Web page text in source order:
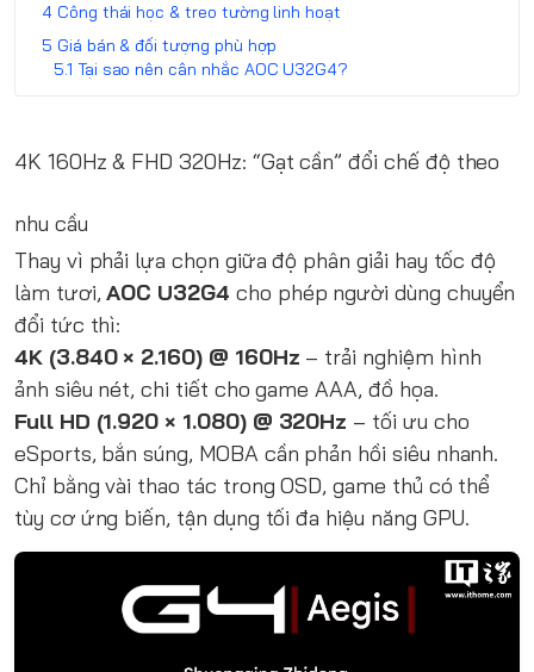
Công thái học & treo tường linh hoạt
Giá bán & đối tượng phù hợp
Tại sao nên cân nhắc AOC U32G4?
4K 160Hz & FHD 320Hz: “Gạt cần” đổi chế độ theo
nhu cầu
Thay vì phải lựa chọn giữa độ phân giải hay tốc độ
làm tươi,AOC U32G4 cho phép người dùng chuyển
đổi tức thì:
4K (3.840 × 2.160) @ 160Hz ‒ trải nghiệm hình
ảnh siêu nét, chi tiết cho game AAA, đồ họa.
Full HD (1.920 × 1.080) @ 320Hz ‒ tối ưu cho
eSports, bắn súng, MOBA cần phản hồi siêu nhanh.
Chỉ bằng vài thao tác trong OSD, game thủ có thể
tùy cơ ứng biến, tận dụng tối đa hiệu năng GPU.